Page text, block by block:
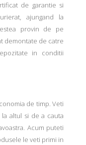
de garantie si
ajungand la
provin de pe
demontate de catre
in conditii
de timp. Veti
altul si de a cauta
Acum puteti
le veti primi in